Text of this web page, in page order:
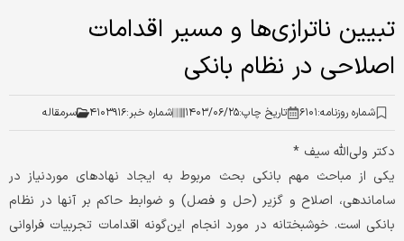
تبیین ناترازی‌ها و مسیر اقدامات
اصلاحی در نظام بانکی
شماره روزنامه:۶۱۰۱ تاریخ چاپ:۱۴۰۳/۰۶/۲۵ شماره خبر:۴۱۰۳۹۱۶ سرمقاله
دکتر ولی‏‏‌الله سیف *
یکی از مباحث مهم بانکی بحث مربوط به ایجاد نهادهای موردنیاز در
ساماندهی، اصلاح و گزیر (حل و فصل) و ضوابط حاکم بر آنها در نظام
بانکی است. خوشبختانه در مورد انجام این‌گونه اقدامات تجربیات فراوانی